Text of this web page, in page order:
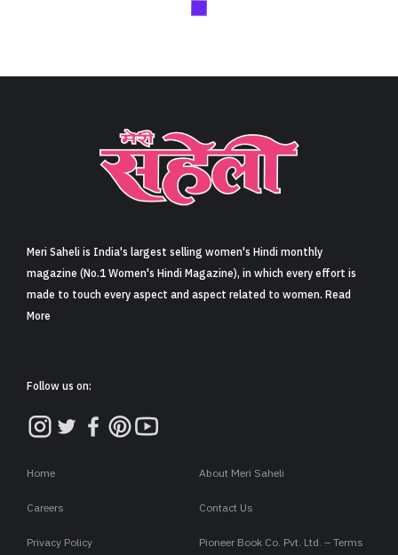
Meri Saheli is India's largest selling women's Hindi monthly
magazine (No.1 Women's Hindi Magazine), in which every effort is
made to touch every aspect and aspect related to women. Read
More
Follow us on:
Home About Meri Saheli
Careers Contact Us
Privacy Policy Pioneer Book Co. Pvt. Ltd. – Terms